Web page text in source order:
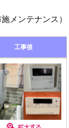
メンテナンス）
工事後